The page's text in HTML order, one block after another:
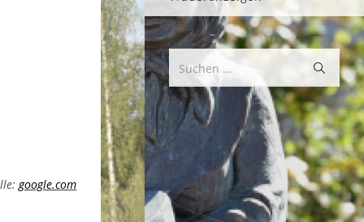
Suchen … Suche
starten
google.com